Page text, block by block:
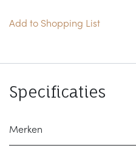
Add to Shopping List
Specificaties
Merken